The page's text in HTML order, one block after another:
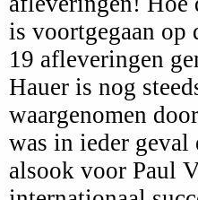
is voortgegaan op
19 afleveringen
Hauer is nog
waargenomen
was in ieder geval
alsook voor Paul